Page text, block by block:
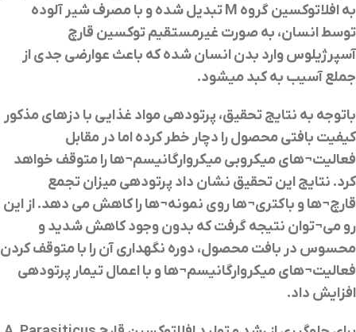
به افلاتوکسین گروه
تبدیل شده و با مصرف شیر آلوده
توسط انسان، به صورت غیرمستقیم توکسین قارچ
آسپرژیلوس وارد بدن انسان شده که باعث عوارضی جدی از
جملع آسیب به کبد میشود.
باتوجه به نتايج تحقيق، پرتودهي مواد غذايي با دزهاي مذکور
کيفيت بافتي محصول را دچار خطر کرده اما در مقابل
فعاليت¬هاي ميکروبي ميکروارگانيسم¬ها را متوقف خواهد
کرد. نتايج اين تحقيق نشان داد پرتودهي ميزان تجمع
قارچ¬ها و باکتري¬ها روي نمونه¬ها را کاهش می دهد. از اين
رو مي¬توان نتيجه گرفت که بدون وجود کاهش شديد و
محسوس در بافت محصول، دوره نگهداري آن را با متوقف کردن
فعاليت¬هاي ميکروارگانيسم¬ها و با اعمال تيمار پرتودهي
افزايش داد.